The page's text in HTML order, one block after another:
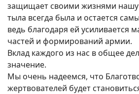
защищает своими жизнями нашу
тыла всегда была и остается
ведь благодаря ей усиливается
частей и формирований армии.
Вклад каждого из нас в общее
значение.
Мы очень надеемся, что
жертвователей будет